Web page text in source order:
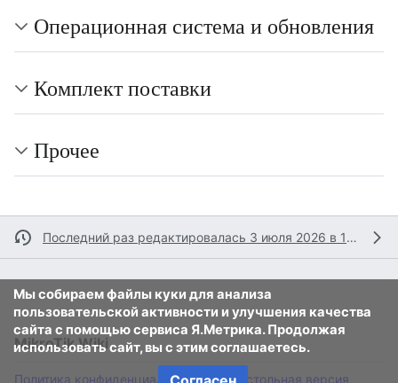
Операционная система и обновления
Комплект поставки
Прочее
Последний раз редактировалась 3 июля 2026 в 13:35
Мы собираем файлы куки для анализа
пользовательской активности и улучшения качества
сайта с помощью сервиса Я.Метрика. Продолжая
использовать сайт, вы с этим соглашаетесь.
MikroTik Wiki
Политика конфиденциальности Настольная версия